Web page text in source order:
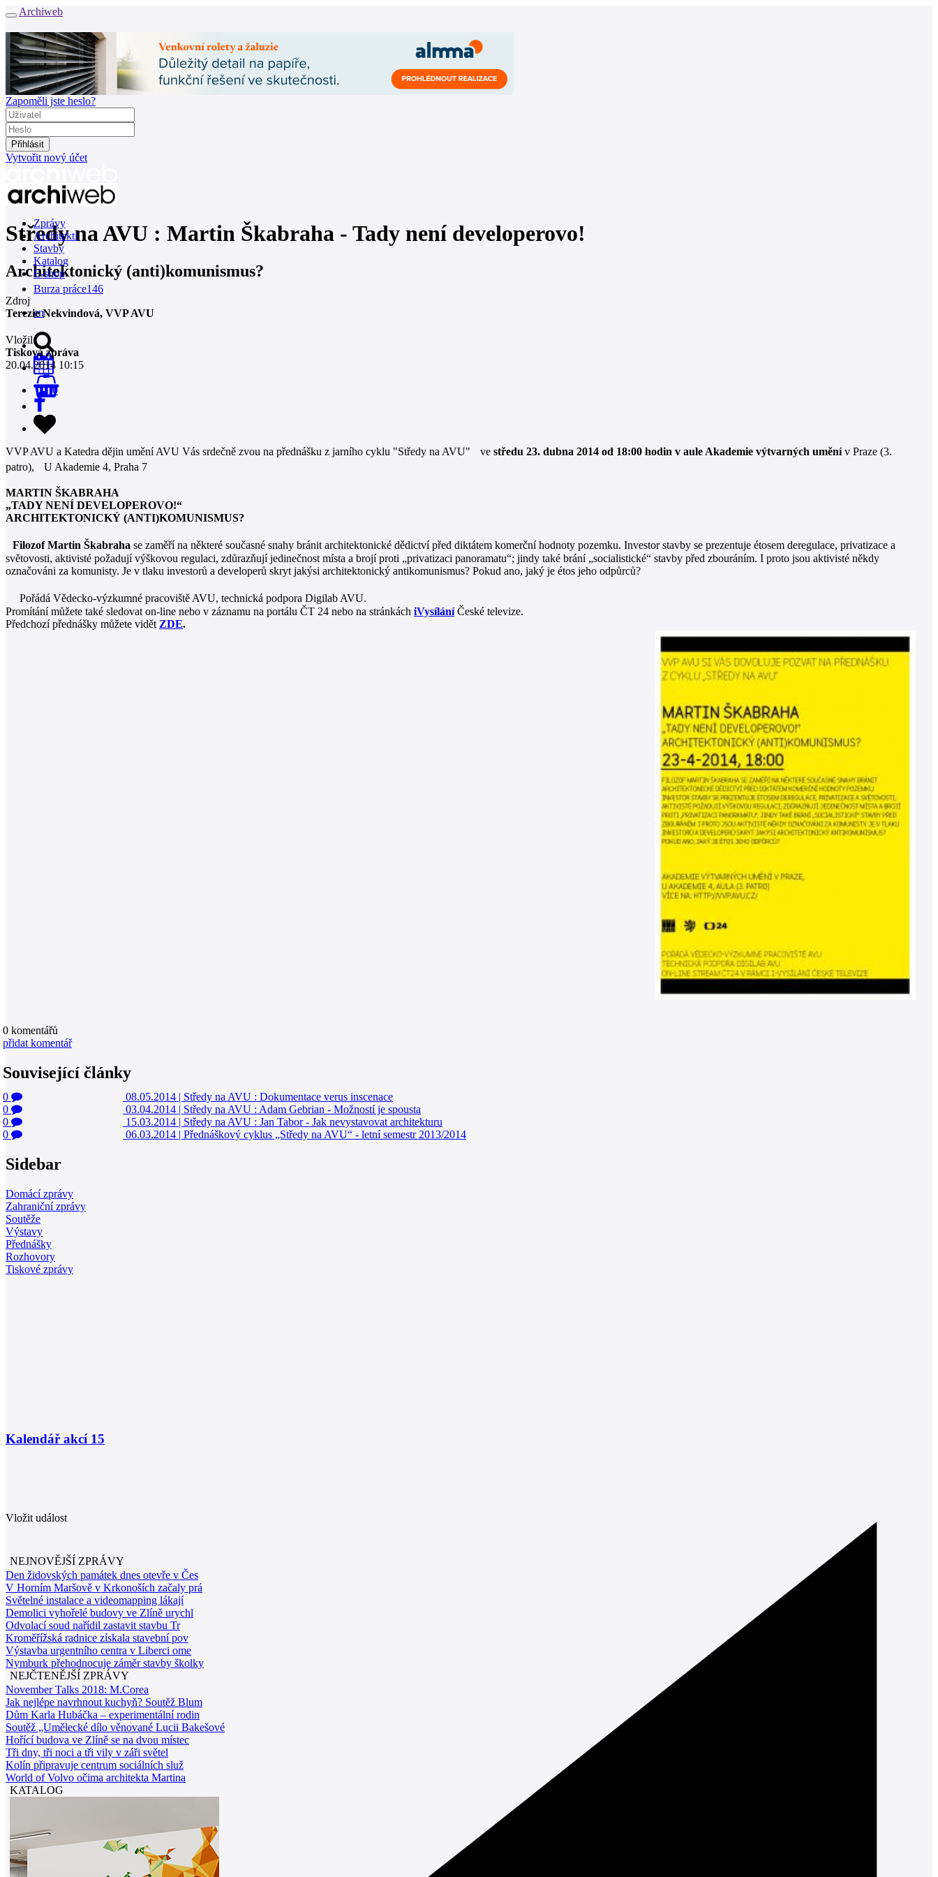
Archiweb
Zapoměli jste heslo?
Vytvořit nový účet
Zprávy
Architekti
Stavby
Katalog
E-shop
Burza práce146
en
0
Středy na AVU : Martin Škabraha - Tady není developerovo!
Architektonický (anti)komunismus?
Zdroj
Terezie Nekvindová, VVP AVU
Vložil
Tisková zpráva
20.04.2014 10:15
VVP AVU a Katedra dějin umění AVU Vás srdečně zvou na přednášku z jarního cyklu "Středy na AVU" ve středu 23. dubna 2014 od 18:00 hodin v aule Akademie výtvarných uměnív Praze (3.
patro), U Akademie 4, Praha 7
MARTIN ŠKABRAHA
„TADY NENÍ DEVELOPEROVO!“
ARCHITEKTONICKÝ (ANTI)KOMUNISMUS?
Filozof Martin Škabraha se zaměří na některé současné snahy bránit architektonické dědictví před diktátem komerční hodnoty pozemku. Investor stavby se prezentuje étosem deregulace, privatizace a
světovosti, aktivisté požadují výškovou regulaci, zdůrazňují jedinečnost místa a brojí proti „privatizaci panoramatu“; jindy také brání „socialistické“ stavby před zbouráním. I proto jsou aktivisté někdy
označováni za komunisty. Je v tlaku investorů a developerů skryt jakýsi architektonický antikomunismus? Pokud ano, jaký je étos jeho odpůrců?
Pořádá Vědecko-výzkumné pracoviště AVU, technická podpora Digilab AVU.
Promítání můžete také sledovat on-line nebo v záznamu na portálu ČT 24 nebo na stránkách iVysíláníČeské televize.
Předchozí přednášky můžete vidět ZDE.
0 komentářů
přidat komentář
Související články
0 08.05.2014
Středy na AVU : Dokumentace verus inscenace
0
03.04.2014
Středy na AVU : Adam Gebrian - Možností je spousta
0
15.03.2014
Středy na AVU : Jan Tabor - Jak nevystavovat architekturu
0
06.03.2014 Přednáškový cyklus „Středy na AVU“ - letní semestr 2013/2014
Sidebar
Domácí zprávy
Zahraniční zprávy
Soutěže
Výstavy
Přednášky
Rozhovory
Tiskové zprávy
Kalendář akcí 15
Vložit událost
NEJNOVĚJŠÍ ZPRÁVY
Den židovských památek dnes otevře v Čes
V Horním Maršově v Krkonoších začaly prá
Světelné instalace a videomapping lákají
Demolici vyhořelé budovy ve Zlíně urychl
Odvolací soud nařídil zastavit stavbu Tr
Kroměřížská radnice získala stavební pov
Výstavba urgentního centra v Liberci ome
Nymburk přehodnocuje záměr stavby školky
NEJČTENĚJŠÍ ZPRÁVY
November Talks 2018: M.Corea
Jak nejlépe navrhnout kuchyň? Soutěž Blum
Dům Karla Hubáčka – experimentální rodin
Soutěž „Umělecké dílo věnované Lucii Bakešové
Hořící budova ve Zlíně se na dvou místec
Tři dny, tři noci a tři vily v záři světel
Kolín připravuje centrum sociálních služ
World of Volvo očima architekta Martina
KATALOG